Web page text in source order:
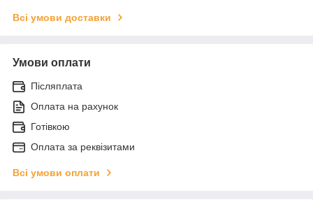
Всі умови доставки
Умови оплати
Післяплата
Оплата на рахунок
Готівкою
Оплата за реквізитами
Всі умови оплати